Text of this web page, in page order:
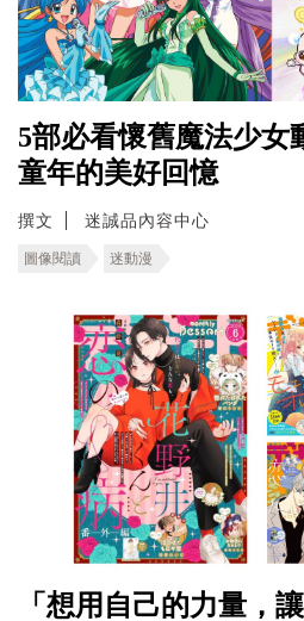
5部必看懷舊魔法少女
童年的美好回憶
撰文 迷誠品內容中心
圖像閱讀 迷動漫
「想用自己的力量，